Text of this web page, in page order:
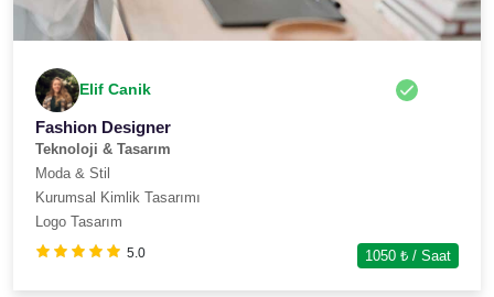
Elif Canik
Fashion Designer
Teknoloji & Tasarım
Moda & Stil
Kurumsal Kimlik Tasarımı
Logo Tasarım
5.0 1050 ₺ / Saat